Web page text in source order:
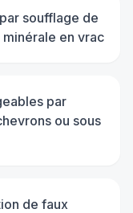
soufflage de
en vrac
par
ou sous
de faux